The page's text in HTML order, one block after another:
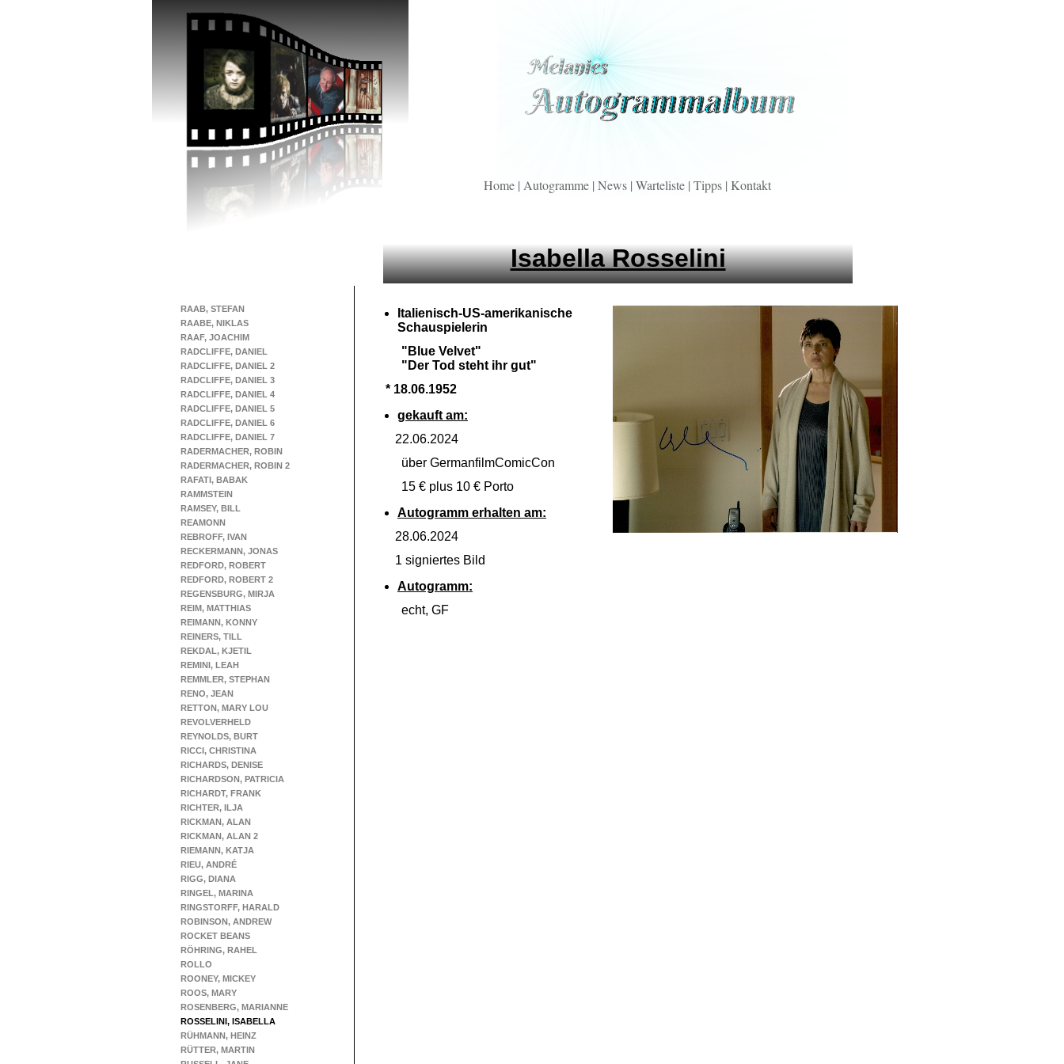
RAAB, STEFAN
RAABE, NIKLAS
RAAF, JOACHIM
RADCLIFFE, DANIEL
RADCLIFFE, DANIEL 2
RADCLIFFE, DANIEL 3
RADCLIFFE, DANIEL 4
RADCLIFFE, DANIEL 5
RADCLIFFE, DANIEL 6
RADCLIFFE, DANIEL 7
RADERMACHER, ROBIN
RADERMACHER, ROBIN 2
RAFATI, BABAK
RAMMSTEIN
RAMSEY, BILL
REAMONN
REBROFF, IVAN
RECKERMANN, JONAS
REDFORD, ROBERT
REDFORD, ROBERT 2
REGENSBURG, MIRJA
REIM, MATTHIAS
REIMANN, KONNY
REINERS, TILL
REKDAL, KJETIL
REMINI, LEAH
REMMLER, STEPHAN
RENO, JEAN
RETTON, MARY LOU
REVOLVERHELD
REYNOLDS, BURT
RICCI, CHRISTINA
RICHARDS, DENISE
RICHARDSON, PATRICIA
RICHARDT, FRANK
RICHTER, ILJA
RICKMAN, ALAN
RICKMAN, ALAN 2
RIEMANN, KATJA
RIEU, ANDRÉ
RIGG, DIANA
RINGEL, MARINA
RINGSTORFF, HARALD
ROBINSON, ANDREW
ROCKET BEANS
RÖHRING, RAHEL
ROLLO
ROONEY, MICKEY
ROOS, MARY
ROSENBERG, MARIANNE
ROSSELINI, ISABELLA
RÜHMANN, HEINZ
RÜTTER, MARTIN
Isabella Rosselini
Italienisch-US-amerikanische
Schauspielerin
"Blue Velvet"
"Der Tod steht ihr gut"
* 18.06.1952
gekauft am:
22.06.2024
über GermanfilmComicCon
15 € plus 10 € Porto
Autogramm erhalten am:
28.06.2024
1 signiertes Bild
Autogramm:
echt, GF
Home | Autogramme | News | Warteliste | Tipps | Kontakt